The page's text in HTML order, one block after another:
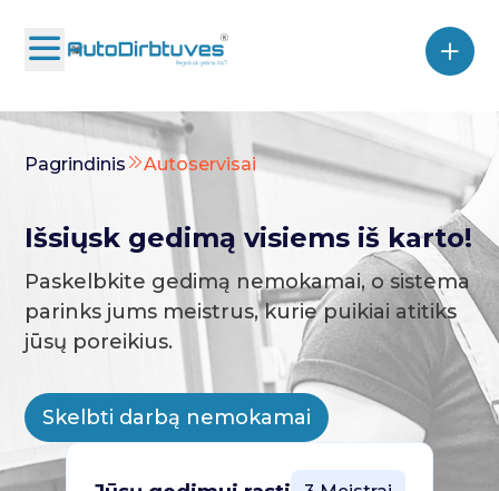
Pagrindinis Autoservisai
Išsiųsk gedimą visiems iš karto!
Paskelbkite gedimą nemokamai, o sistema
parinks jums meistrus, kurie puikiai atitiks
jūsų poreikius.
Skelbti darbą nemokamai